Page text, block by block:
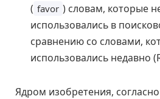
( favor ) словам, которые
использовались в
сравнению со словами,
использовались недавно
Ядром изобретения,